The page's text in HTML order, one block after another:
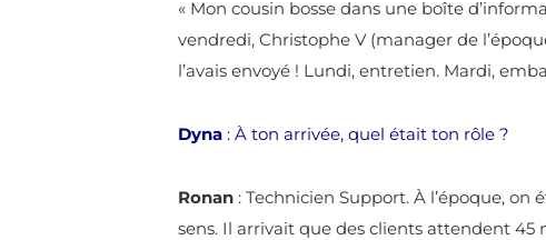
« Mon cousin bosse dans une boîte
vendredi, Christophe V (manager de
l’avais envoyé ! Lundi, entretien. Mardi,
Dyna : À ton arrivée, quel était ton rôle ?
Ronan : Technicien Support. À l’époque,
sens. Il arrivait que des clients attendent 45